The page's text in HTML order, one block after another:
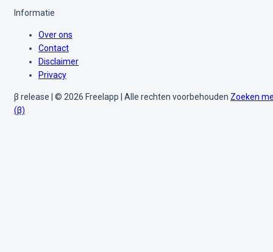
Informatie
Over ons
Contact
Disclaimer
Privacy
β release | © 2026 Freelapp | Alle rechten voorbehouden Zoeken
(β)